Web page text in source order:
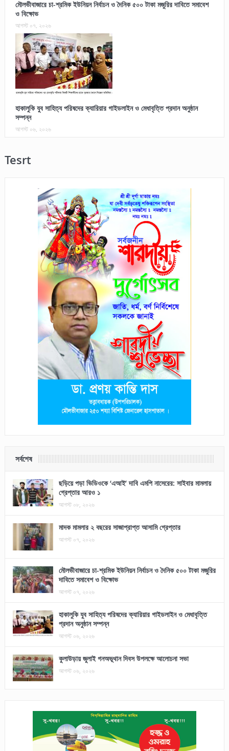
মৌলভীবাজারে চা-শ্রমিক ইউনিয়ন নির্বাচন ও দৈনিক ৫০০ টাকা মজুরির দাবিতে সমাবেশ
ও বিক্ষোভ
আগস্ট ০৭, ২০২৬
হাকালুকি যুব সাহিত্য পরিষদের ক্যারিয়ার গাইডলাইন ও মেধাবৃত্তি প্রদান অনুষ্ঠান
সম্পন্ন
আগস্ট ০৬, ২০২৬
Tesrt
সর্বশেষ
ছড়িয়ে পড়া ভিডিওকে ‘এআই’ দাবি এমপি নাসেরের: সাইবার মামলায়
গ্রেপ্তার আরও ১
আগস্ট ০৮, ২০২৬
মাদক মামলার ২ বছরের সাজাপ্রাপ্ত আসামি গ্রেপ্তার
আগস্ট ০৭, ২০২৬
মৌলভীবাজারে চা-শ্রমিক ইউনিয়ন নির্বাচন ও দৈনিক ৫০০ টাকা মজুরির
দাবিতে সমাবেশ ও বিক্ষোভ
আগস্ট ০৭, ২০২৬
হাকালুকি যুব সাহিত্য পরিষদের ক্যারিয়ার গাইডলাইন ও মেধাবৃত্তি
প্রদান অনুষ্ঠান সম্পন্ন
আগস্ট ০৬, ২০২৬
কুলাউড়ায় জুলাই গনঅভূথান দিবস উপলক্ষে আলোচনা সভা
আগস্ট ০৬, ২০২৬